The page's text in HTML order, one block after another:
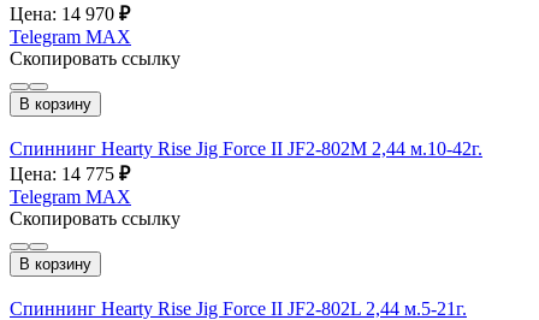
Цена: 14 970 ₽
Telegram MAX
Скопировать ссылку
В корзину
Спиннинг Hearty Rise Jig Force II JF2-802M 2,44 м.10-42г.
Цена: 14 775 ₽
Telegram MAX
Скопировать ссылку
В корзину
Спиннинг Hearty Rise Jig Force II JF2-802L 2,44 м.5-21г.